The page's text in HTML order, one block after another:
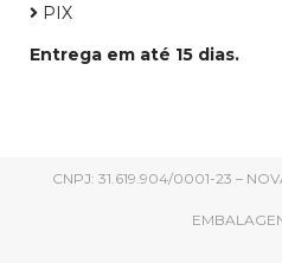
PIX
Entrega em até 15 dias.
CNPJ: 31.619.904/0001-23 –